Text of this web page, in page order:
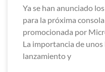
Ya se han anunciado
para la próxima
promocionada por
La importancia de
lanzamiento y